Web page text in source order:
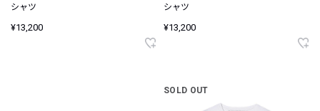
シャツ
¥13,200
シャツ
¥13,200
SOLD OUT